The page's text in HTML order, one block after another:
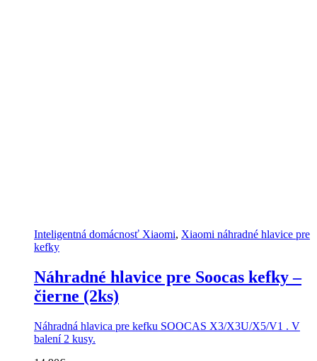
Inteligentná domácnosť Xiaomi, Xiaomi náhradné hlavice pre
kefky
Náhradné hlavice pre Soocas kefky –
čierne (2ks)
Náhradná hlavica pre kefku SOOCAS X3/X3U/X5/V1 . V
balení 2 kusy.